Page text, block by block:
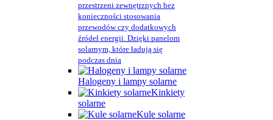
przestrzeni zewnętrznych bez
konieczności stosowania
przewodów czy dodatkowych
źródeł energii. Dzięki panelom
solarnym, które ładują się
podczas dnia
Halogeny i lampy solarne
Kinkiety
solarne
Kule solarne